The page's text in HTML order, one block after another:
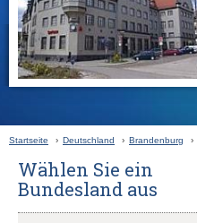
Startseite › Deutschland › Brandenburg ›
Wählen Sie ein
Bundesland aus